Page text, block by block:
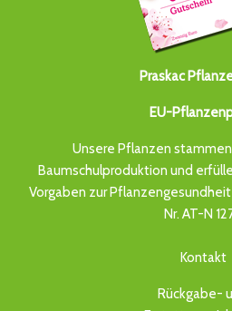
Praskac
EU-
Unsere Pflanzen
Baumschulproduktion und
Vorgaben zur
Nr. AT-N
Kontakt
Rückgabe-